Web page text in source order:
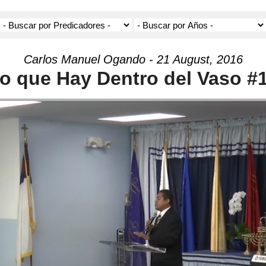
Carlos Manuel Ogando - 21 August, 2016
que Hay Dentro del Vaso